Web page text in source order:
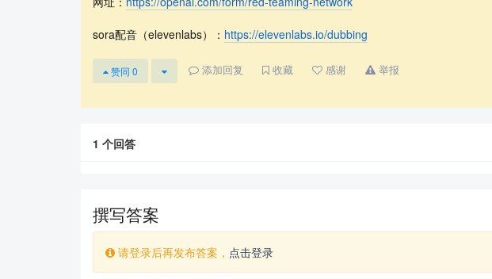
查看更多
sora配音（elevenlabs）： https://elevenlabs.io/dubbing
赞同 0 添加回复 收藏 感谢 举报
1 个回答
撰写答案
请登录后再发布答案， 点击登录